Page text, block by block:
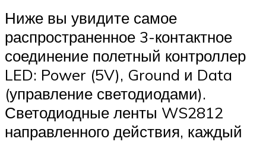
Ниже вы увидите самое
распространенное 3-контактное
соединение полетный контроллер
LED: Power (5V), Ground и Data
(управление светодиодами).
Светодиодные ленты WS2812
направленного действия, каждый